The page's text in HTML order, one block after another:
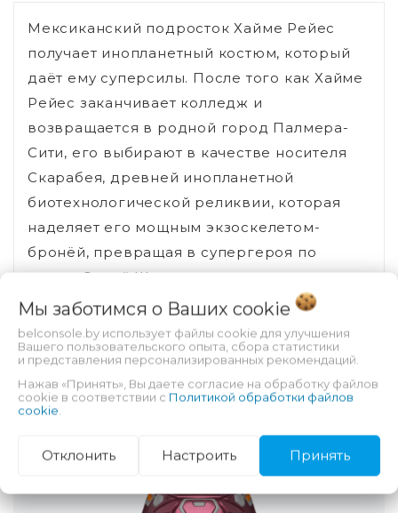
Мексиканский подросток Хайме Рейес
получает инопланетный костюм, который
даёт ему суперсилы. После того как Хайме
Рейес заканчивает колледж и
возвращается в родной город Палмера-
Сити, его выбирают в качестве носителя
Скарабея, древней инопланетной
биотехнологической реликвии, которая
наделяет его мощным экзоскелетом-
бронёй, превращая в супергероя по
имени Синий Жук
Вы смотрели
Мы заботимся о Ваших cookie
belconsole.by использует файлы cookie для улучшения
Вашего пользовательского опыта, сбора статистики
и представления персонализированных рекомендаций.
Нажав «Принять», Вы даете согласие на обработку файлов
cookie в соответствии с Политикой обработки файлов
cookie.
Отклонить Настроить Принять